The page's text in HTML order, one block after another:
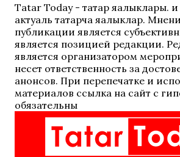
Tatar Today - татар яңалыклары.
актуаль татарча яңалыклар.
публикации является
является позицией редакции.
является организатором
несет ответственность за
анонсов. При перепечатке и
материалов ссылка на сайт с
обязательны